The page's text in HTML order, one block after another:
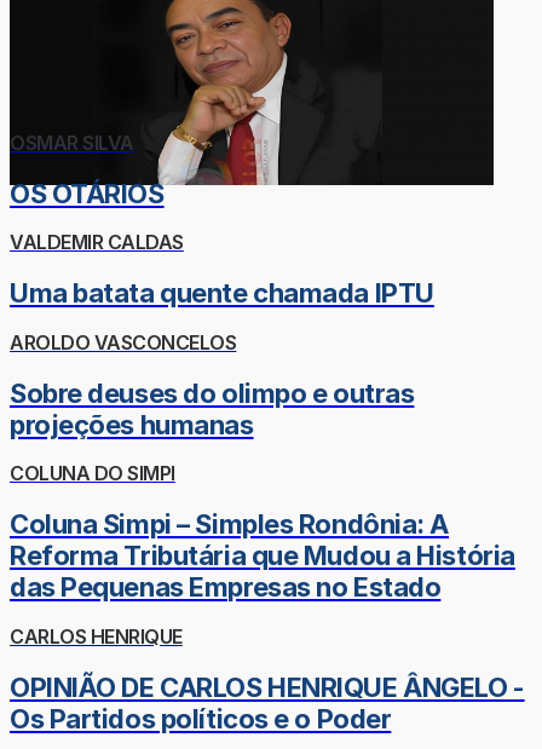
OSMAR SILVA
OS OTÁRIOS
VALDEMIR CALDAS
Uma batata quente chamada IPTU
AROLDO VASCONCELOS
Sobre deuses do olimpo e outras
projeções humanas
COLUNA DO SIMPI
Coluna Simpi – Simples Rondônia: A
Reforma Tributária que Mudou a História
das Pequenas Empresas no Estado
CARLOS HENRIQUE
OPINIÃO DE CARLOS HENRIQUE ÂNGELO -
Os Partidos políticos e o Poder